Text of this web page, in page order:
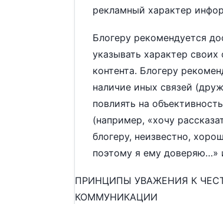
рекламный характер
Блогеру рекомендуется
указывать характер
контента. Блогеру
наличие иных связей
повлиять на
(например, «хочу
блогеру, неизвестно,
поэтому я ему доверяю…»
ПРИНЦИПЫ УВАЖЕНИЯ К
КОММУНИКАЦИИ